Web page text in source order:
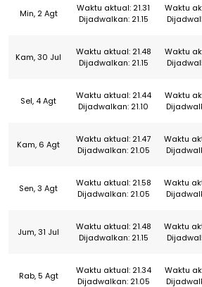
Min, 2 Agt
Waktu aktual: 21.31
Dijadwalkan: 21.15
Waktu
Kam, 30 Jul
Waktu aktual: 21.48
Dijadwalkan: 21.15
Waktu
Sel, 4 Agt
Waktu aktual: 21.44
Dijadwalkan: 21.10
Waktu
Kam, 6 Agt
Waktu aktual: 21.47
Dijadwalkan: 21.05
Waktu
Sen, 3 Agt
Waktu aktual: 21.58
Dijadwalkan: 21.05
Waktu
Jum, 31 Jul
Waktu aktual: 21.48
Dijadwalkan: 21.15
Waktu
Rab, 5 Agt
Waktu aktual: 21.34
Dijadwalkan: 21.05
Waktu